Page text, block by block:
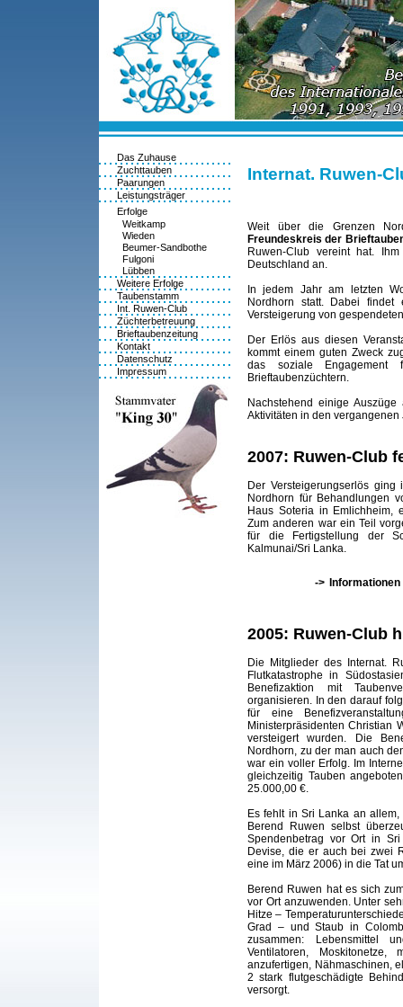
Das Zuhause
Zuchttauben
Paarungen
Leistungsträger
Erfolge
Weitkamp
Wieden
Beumer-Sandbothe
Fulgoni
Lübben
Weitere Erfolge
Taubenstamm
Int. Ruwen-Club
Züchterbetreuung
Brieftaubenzeitung
Kontakt
Datenschutz
Impressum
Internat. Ruwen-
Weit über die Grenzen
Freundeskreis der
Ruwen-Club vereint hat.
Deutschland an.
In jedem Jahr am letzten
Nordhorn statt. Dabei findet
Versteigerung von
Der Erlös aus diesen
kommt einem guten Zweck
das soziale
Brieftaubenzüchtern.
Nachstehend einige
Aktivitäten in den vergangenen
2007: Ruwen-Club
Der Versteigerungserlös
Nordhorn für Behandlungen
Haus Soteria in Emlichheim,
Zum anderen war ein Teil
für die Fertigstellung der
Kalmunai/Sri Lanka.
->
2005: Ruwen-Club
Die Mitglieder des Internat.
Flutkatastrophe in
Benefizaktion mit
organisieren. In den darauf
für eine
Ministerpräsidenten Christian
versteigert wurden. Die
Nordhorn, zu der man auch
war ein voller Erfolg. Im
gleichzeitig Tauben
25.000,00 €.
Es fehlt in Sri Lanka an
Berend Ruwen selbst
Spendenbetrag vor Ort in
Devise, die er auch bei zwei
eine im März 2006) in die Tat
Berend Ruwen hat es sich
vor Ort anzuwenden. Unter
Hitze –
Grad – und Staub in
zusammen: Lebensmittel
Ventilatoren,
anzufertigen, Nähmaschinen,
2 stark flutgeschädigte
versorgt.